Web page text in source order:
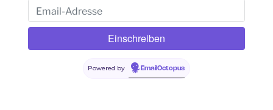
Powered by EmailOctopus